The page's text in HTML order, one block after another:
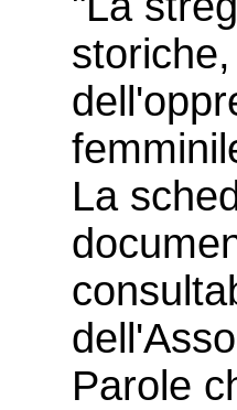
La
Parole